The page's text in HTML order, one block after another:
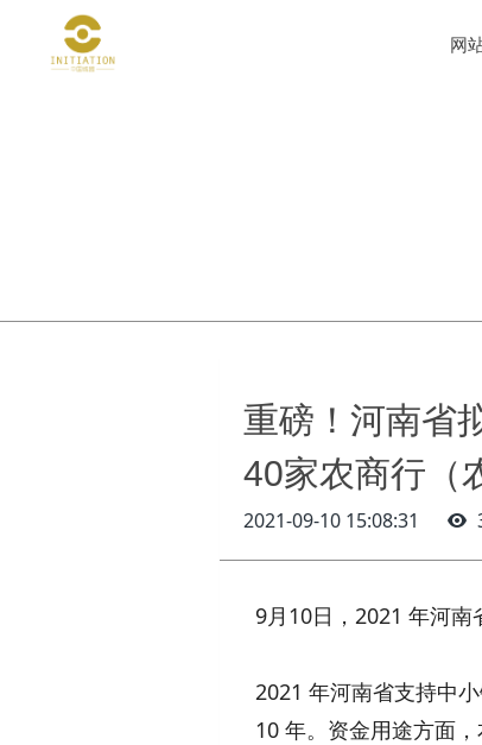
网
重磅！河南省
40家农商行（
2021-09-10 15:08:31
9月10日，2021 年河南
2021 年河南省支持中
10 年。资金用途方面